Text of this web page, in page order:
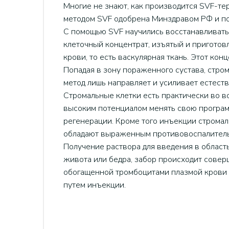
Многие не знают, как производится SVF-
методом SVF одобрена Минздравом РФ и
С помощью SVF научились
клеточный концентрат, изъятый и
крови, то есть васкулярная ткань. Этот
Попадая в зону пораженного сустава,
метод лишь направляет и усиливает
Стромальные клетки есть практически во
высоким потенциалом менять свою
регенерации. Кроме того инъекции
обладают выраженным
Получение раствора для введения в
живота или бедра, забор происходит
обогащенной тромбоцитами плазмой
путем инъекции.